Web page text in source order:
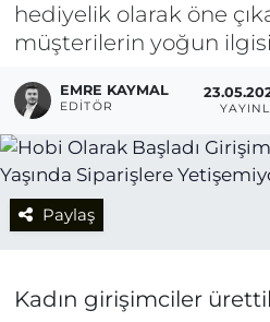
hediyelik olarak öne
müşterilerin yoğun
EMRE KAYMAL
EDITÖR
Paylaş
Kadın girişimciler